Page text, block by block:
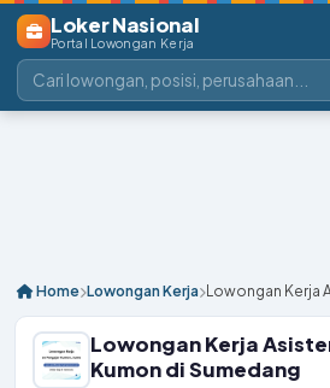
Loker Nasional
Portal Lowongan Kerja
Home Lowongan Kerja Lowongan Kerja
Lowongan Kerja
Kumon di Sumedang